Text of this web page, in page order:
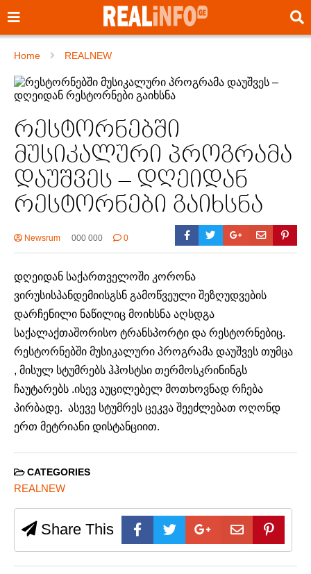
Home REALNEW
რესტორნებში
მუსიკალური პროგრამა
დაუშვეს – დღეიდან
რესტორნები გაიხსნა
Newsrum 000 000 0
დღეიდან საქართველოში კორონა
ვირუსისპანდემიისგსნ გამოწვეული შეზღუდვების
დარჩენილი ნაწილიც მოიხსნა აღსდგა
საქალაქთაშორისო ტრანსპორტი და რესტორნებიც.
რესტორნებში მუსიკალური პროგრამა დაუშვეს თუმცა
, მისულ სტუმრებს ჰჰოსტსი თერმოსკრინინგს
ჩაუტარებს .ისევ აუცილებელ მოთხოვნად რჩება
პირბადე. ასევე სტუმრეს ცეკვა შეეძლებათ ოღონდ
ერთ მეტრიანი დისტანციით.
CATEGORIES
REALNEW
Share This